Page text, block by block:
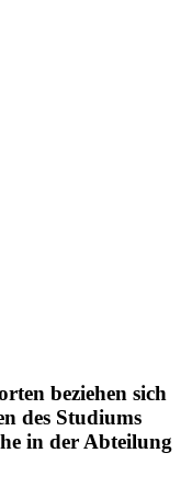
beziehen sich
des Studiums
in der Abteilung